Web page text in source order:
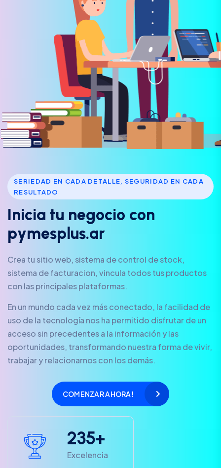
SERIEDAD EN CADA DETALLE, SEGURIDAD EN CADA
RESULTADO
Inicia tu negocio con
pymesp us.ar
Crea tu sitio web, sistema de control de stock,
sistema de facturacion, vincula todos tus productos
con las principales plataformas.
En un mundo cada vez más conectado, la facilidad de
uso de la tecnología nos ha permitido disfrutar de un
acceso sin precedentes a la información y las
oportunidades, transformando nuestra forma de vivir,
trabajar y relacionarnos con los demás.
COMENZAR AHORA!
235+
Excelencia